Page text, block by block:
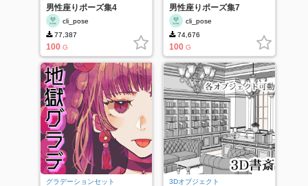
男性座りポーズ集4
cli_pose
77,387
100 G
男性座りポーズ集7
cli_pose
74,676
100 G
グラデーションセット 3Dオブジェクト